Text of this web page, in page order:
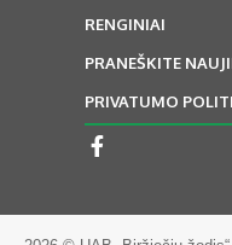
RENGINIAI
PRANEŠKITE
PRIVATUMO